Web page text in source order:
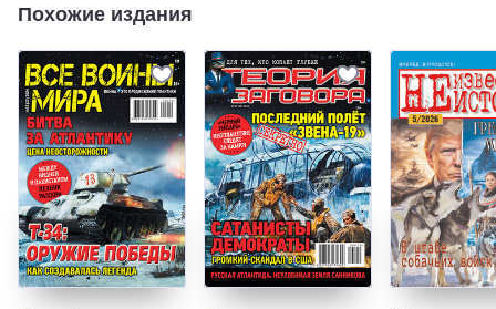
Похожие издания